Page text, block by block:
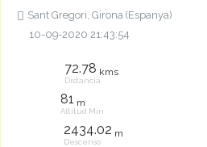
Sant Gregori, Girona (Espanya)
10-09-2020 21:43:54
72.78 kms
Distancia
81 m
Altitud Mín
2434.02 m
Descenso